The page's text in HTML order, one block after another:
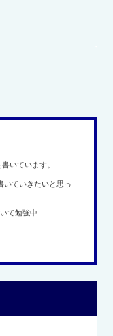
いています。
いていきたいと思っ
て勉強中...